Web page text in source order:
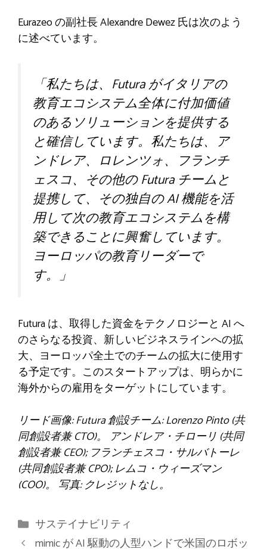
Eurazeo の副社長 Alexandre Dewez 氏は次のよう
に述べています。
「私たちは、Futura がイタリアの
教育エコシステム全体に付加価値
のあるソリューションを提供する
と確信しています。私たちは、ア
ンドレア、ロレンツォ、フランチ
ェスコ、その他の Futura チームと
提携して、その独自の AI 機能を活
用して次の教育エコシステムを構
築できることに興奮しています。
ヨーロッパの教育リーダーで
す。」
Futura は、取得した資金をテクノロジーと AI へ
のさらなる投資、新しいビジネスラインへの拡
大、ヨーロッパ全土でのチームの拡大に使用す
る予定です。このスタートアップは、明らかに
海外からの雇用をターゲットにしています。
リード画像: Futura 創設チーム: Lorenzo Pinto (共
同創設者兼 CTO)。 アンドレア・チローリ (共同
創設者兼 CEO); フランチェスコ・サルバトーレ
(共同創設者兼 CPO); レムコ・ウィーズマン
(COO)。 写真: クレジットなし。
カ
テ
サステイナビリティ
mimic が AI 駆動の人型ハンドで米国のロボッ